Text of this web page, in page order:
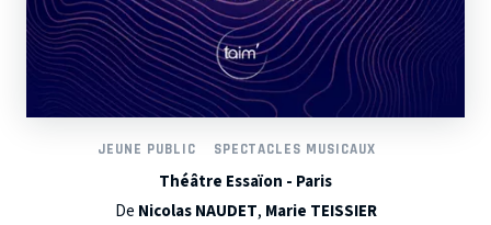
JEUNE PUBLIC SPECTACLES MUSICAUX
Théâtre Essaïon - Paris
De Nicolas NAUDET, Marie TEISSIER